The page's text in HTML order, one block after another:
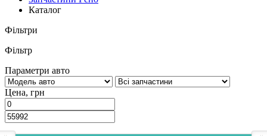
Каталог
Фільтри
Фільтр
Параметри авто
Цена, грн